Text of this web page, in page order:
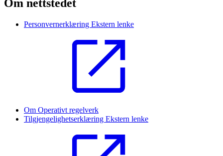
Om nettstedet
Personvernerklæring Ekstern lenke
Om Operativt regelverk
Tilgjengelighetserklæring Ekstern lenke